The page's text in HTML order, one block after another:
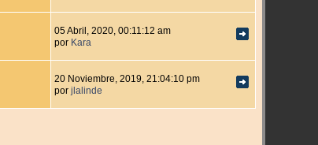
05 Abril, 2020, 00:11:12 am
por Kara
20 Noviembre, 2019, 21:04:10 pm
porjlalinde